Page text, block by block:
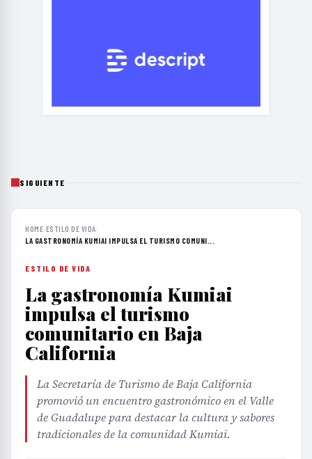
SIGUIENTE
HOME›ESTILO DE VIDA›
LA GASTRONOMÍA KUMIAI IMPULSA EL TURISMO COMUNI...
ESTILO DE VIDA
La gastronomía Kumiai
impulsa el turismo
comunitario en Baja
California
La Secretaría de Turismo de Baja California
promovió un encuentro gastronómico en el Valle
de Guadalupe para destacar la cultura y sabores
tradicionales de la comunidad Kumiai.